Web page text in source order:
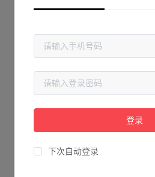
抱歉!
请检查您输入的网址是否正确，或点击
登录
下次自动登录